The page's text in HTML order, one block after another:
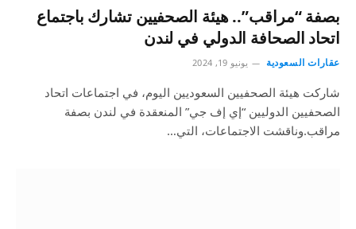
بصفة “مراقب”.. هيئة الصحفيين تشارك باجتماع
اتحاد الصحافة الدولي في لندن
عقارات السعودية يونيو 19, 2024
شاركت هيئة الصحفيين السعوديين اليوم، في اجتماعات اتحاد
الصحفيين الدوليين “إي إف جي” المنعقدة في لندن بصفة
مراقب.وناقشت الاجتماعات، التي…